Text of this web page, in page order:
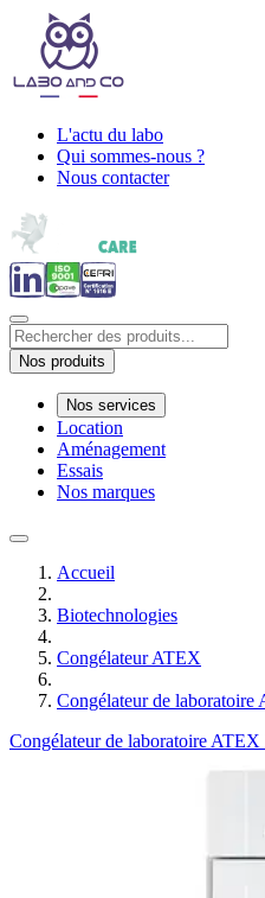
L'actu du labo
Qui sommes-nous ?
Nous contacter
Nos produits
Nos services
Location
Aménagement
Essais
Nos marques
Accueil
Biotechnologies
Congélateur ATEX
Congélateur de
Congélateur de laboratoire